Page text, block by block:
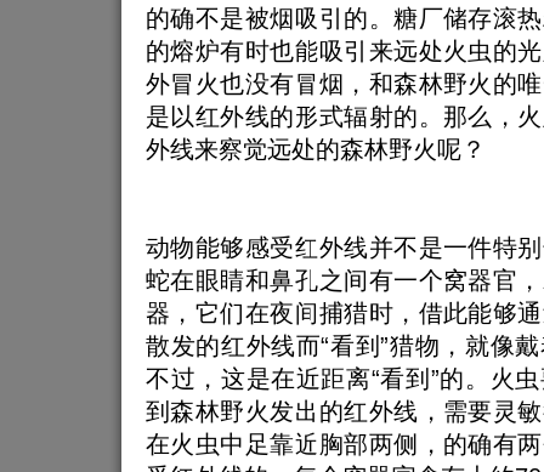
的确不是被烟吸引的。糖厂储存滚
的熔炉有时也能吸引来远处火虫的
外冒火也没有冒烟，和森林野火的
是以红外线的形式辐射的。那么，
外线来察觉远处的森林野火呢？
动物能够感受红外线并不是一件特
蛇在眼睛和鼻孔之间有一个窝器官
器，它们在夜间捕猎时，借此能够
散发的红外线而“看到”猎物，就像
不过，这是在近距离“看到”的。火
到森林野火发出的红外线，需要灵
在火虫中足靠近胸部两侧，的确有